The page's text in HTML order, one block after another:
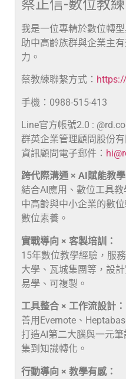
蔡正信-數位教練
我是一位專精於數位轉
助中高齡族群與企業主
力。
蔡教練聯繫方式：
手機：0988-515-413
Line官方帳號2.0 :
群英企業管理顧問股份有
資訊顧問電子郵件：
跨代際溝通 × AI賦能教學
結合AI應用、數位工具
中高齡與中小企業的數
數位素養。
實戰導向 × 客製培訓：
15年數位教學經驗，服
大學、瓦城集團等，設
易學、可複製。
工具整合 × 工作流設計：
善用Evernote、
打造AI第二大腦與一元
集到知識轉化。
行動導向 × 教學有感：